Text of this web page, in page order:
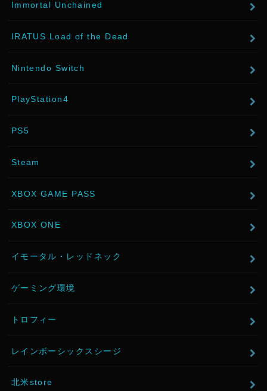
Immortal Unchained
IRATUS Load of the Dead
Nintendo Switch
PlayStation4
PS5
Steam
XBOX GAME PASS
XBOX ONE
イモータル・レッドネック
ゲーミング環境
トロフィー
レインボーシックスシージ
北米store